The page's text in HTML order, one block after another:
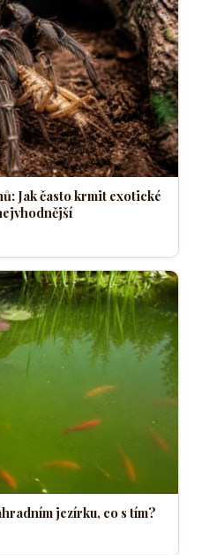
Jak často krmit exotické
jezírku, co s tím?